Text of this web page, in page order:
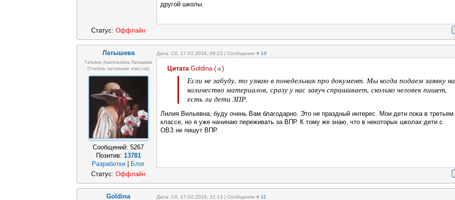
другой школы.
Статус: Оффлайн
Латышева Дата: Сб, 17.02.2018, 08:23 | Сообщение # 10
Татьяна Анатольевна Латышева
(учитель начальных классов)
Сообщений: 5267
Позитив: 13781
Разработки
Блог
Цитата Goldina( )
Если не забуду, то узнаю в понедельник про документ. Мы когда подаем заявку на
количество материалов, сразу у нас завуч спрашивает, сколько человек пишет,
есть ли дети ЗПР.
Лилия Вильевна, буду очень Вам благодарно. Это не праздный интерес. Мои дети пока в третьем
классе, но я уже начинаю переживать за ВПР. К тому же знаю, что в некоторых школах дети с
ОВЗ не пишут ВПР.
Статус: Оффлайн
Goldina Дата: Сб, 17.02.2018, 12:13 | Сообщение # 11